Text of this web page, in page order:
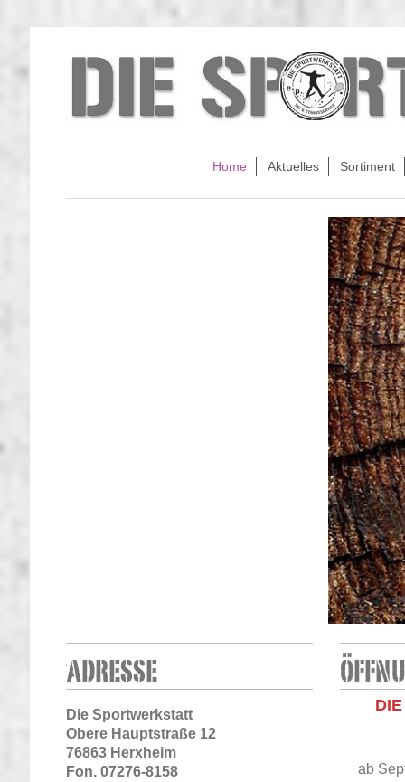
Home Aktuelles Sortiment
Die Sportwerkstatt
Obere Hauptstraße 12
76863 Herxheim
Fon. 07276-8158
ab